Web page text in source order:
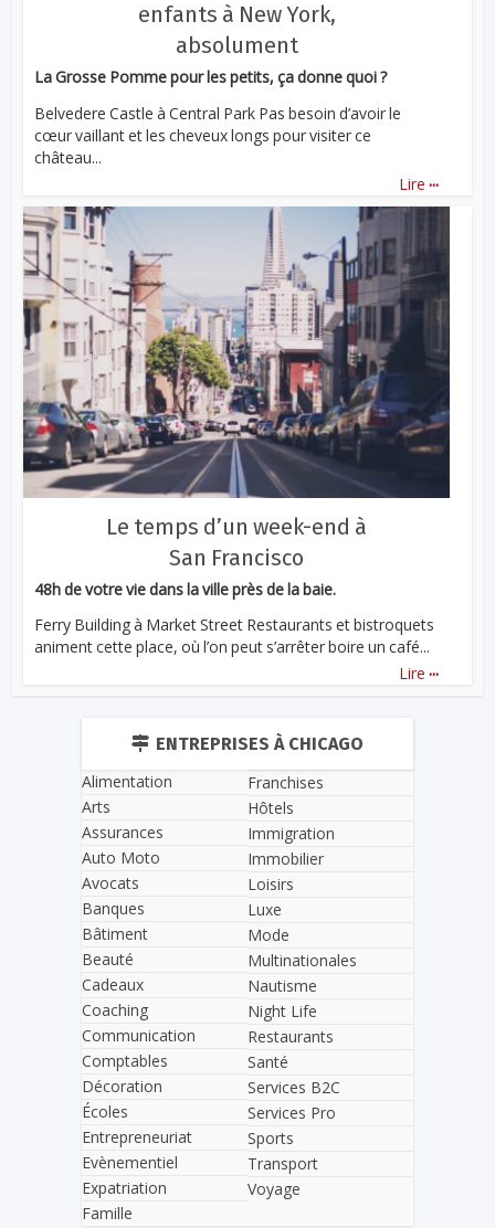
enfants à New York,
absolument
La Grosse Pomme pour les petits, ça donne quoi ?
Belvedere Castle à Central Park Pas besoin d’avoir le
cœur vaillant et les cheveux longs pour visiter ce
château...
Lire ...
Le temps d’un week-end à
San Francisco
48h de votre vie dans la ville près de la baie.
Ferry Building à Market Street Restaurants et bistroquets
animent cette place, où l’on peut s’arrêter boire un café...
Lire ...
ENTREPRISES À CHICAGO
Alimentation
Arts
Assurances
Auto Moto
Avocats
Banques
Bâtiment
Beauté
Cadeaux
Coaching
Communication
Comptables
Décoration
Écoles
Entrepreneuriat
Evènementiel
Expatriation
Famille
Franchises
Hôtels
Immigration
Immobilier
Loisirs
Luxe
Mode
Multinationales
Nautisme
Night Life
Restaurants
Santé
Services B2C
Services Pro
Sports
Transport
Voyage